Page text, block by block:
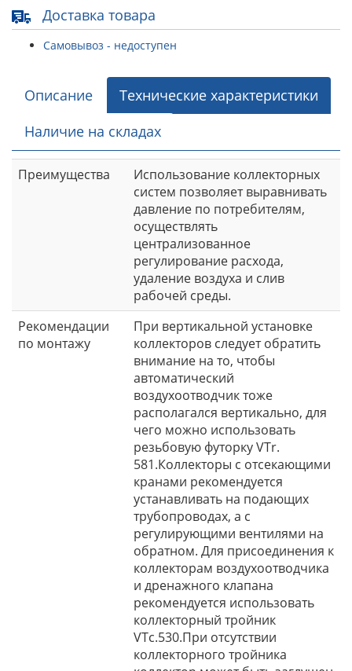
Доставка товара
Самовывоз - недоступен
Описание
Технические характеристики
Наличие на складах
Преимущества
Использование коллекторных
систем позволяет выравнивать
давление по потребителям,
осуществлять
централизованное
регулирование расхода,
удаление воздуха и слив
рабочей среды.
Рекомендации
по монтажу
При вертикальной установке
коллекторов следует обратить
внимание на то, чтобы
автоматический
воздухоотводчик тоже
располагался вертикально, для
чего можно использовать
резьбовую футорку VTr.
581.Коллекторы с отсекающими
кранами рекомендуется
устанавливать на подающих
трубопроводах, а с
регулирующими вентилями на
обратном. Для присоединения к
коллекторам воздухоотводчика
и дренажного клапана
рекомендуется использовать
коллекторный тройник
VTс.530.При отсутствии
коллекторного тройника